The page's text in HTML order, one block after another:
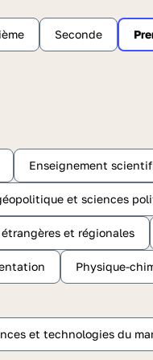
Seconde
Enseignement
et sciences
et régionales
Physique-
et technologies du